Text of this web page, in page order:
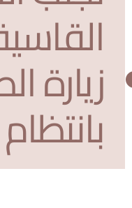
زيارة
بانتظام